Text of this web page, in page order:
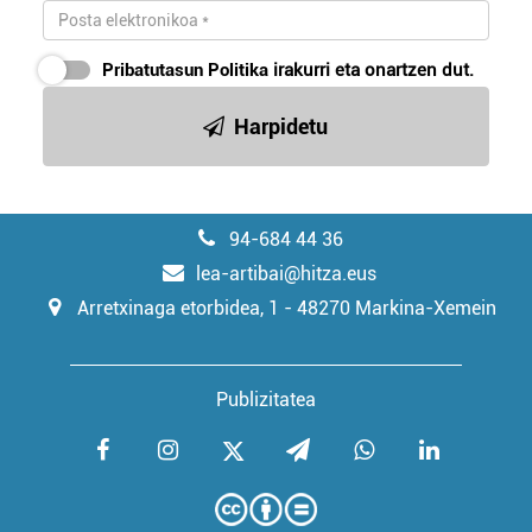
Pribatutasun Politika irakurri eta onartzen dut.
Harpidetu
94-684 44 36
lea-artibai@hitza.eus
Arretxinaga etorbidea, 1 - 48270 Markina-Xemein
Publizitatea